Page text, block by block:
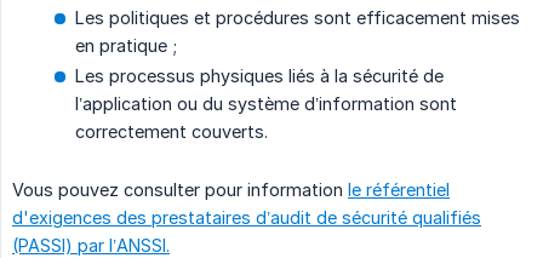
Les politiques et procédures sont efficacement mises
en pratique ;
Les processus physiques liés à la sécurité de
l’application ou du système d’information sont
correctement couverts.
Vous pouvez consulter pour information le référentiel
d'exigences des prestataires d’audit de sécurité qualifiés
(PASSI) par l’ANSSI.